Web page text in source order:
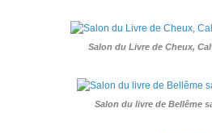
Salon du Livre de Cheux,
Salon du livre de Bellême